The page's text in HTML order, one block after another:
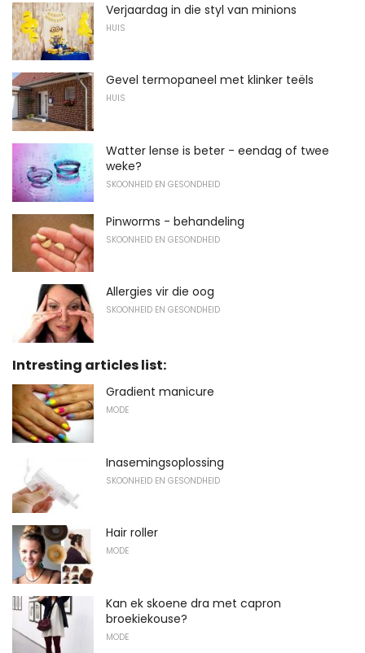
Verjaardag in die styl van minions
HUIS
Gevel termopaneel met klinker teëls
HUIS
Watter lense is beter - eendag of twee
weke?
SKOONHEID EN GESONDHEID
Pinworms - behandeling
SKOONHEID EN GESONDHEID
Allergies vir die oog
SKOONHEID EN GESONDHEID
Intresting articles list:
Gradient manicure
MODE
Inasemingsoplossing
SKOONHEID EN GESONDHEID
Hair roller
MODE
Kan ek skoene dra met capron
broekiekouse?
MODE